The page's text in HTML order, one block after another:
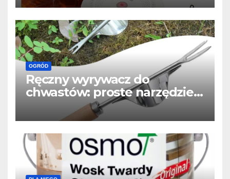
OGRÓD
Ręczny wyrywacz do
chwastów: proste narzędzie,
które usuwa chwasty z
korzeniem